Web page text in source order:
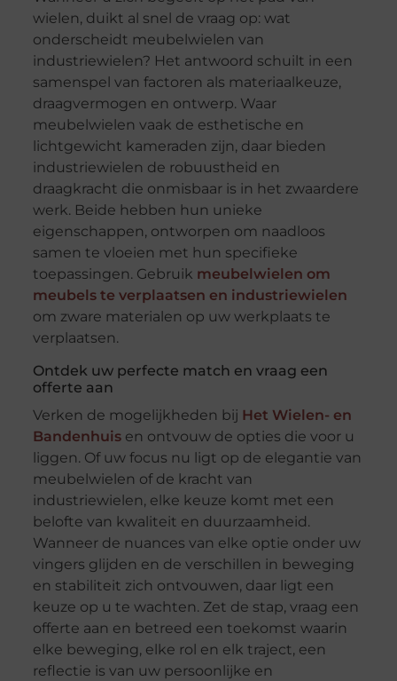
wielen, duikt al snel de vraag op: wat
onderscheidt meubelwielen van
industriewielen? Het antwoord schuilt in een
samenspel van factoren als materiaalkeuze,
draagvermogen en ontwerp. Waar
meubelwielen vaak de esthetische en
lichtgewicht kameraden zijn, daar bieden
industriewielen de robuustheid en
draagkracht die onmisbaar is in het zwaardere
werk. Beide hebben hun unieke
eigenschappen, ontworpen om naadloos
samen te vloeien met hun specifieke
toepassingen. Gebruik meubelwielen om
meubels te verplaatsen en industriewielen
om zware materialen op uw werkplaats te
verplaatsen.
Ontdek uw perfecte match en vraag een
offerte aan
Verken de mogelijkheden bij Het Wielen- en
Bandenhuisen ontvouw de opties die voor u
liggen. Of uw focus nu ligt op de elegantie van
meubelwielen of de kracht van
industriewielen, elke keuze komt met een
belofte van kwaliteit en duurzaamheid.
Wanneer de nuances van elke optie onder uw
vingers glijden en de verschillen in beweging
en stabiliteit zich ontvouwen, daar ligt een
keuze op u te wachten. Zet de stap, vraag een
offerte aan en betreed een toekomst waarin
elke beweging, elke rol en elk traject, een
reflectie is van uw persoonlijke en